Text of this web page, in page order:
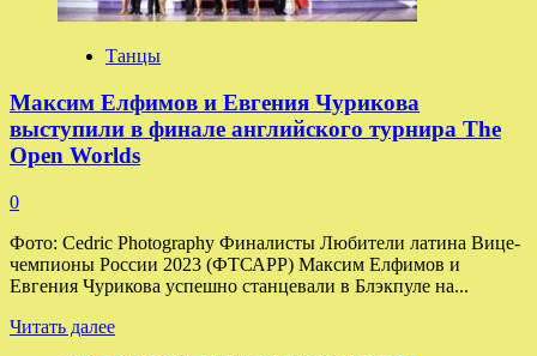
Танцы
Максим Елфимов и Евгения Чурикова
выступили в финале английского турнира The
Open Worlds
0
Фото: Cedric Photography Финалисты Любители латина Вице-
чемпионы России 2023 (ФТСАРР) Максим Елфимов и
Евгения Чурикова успешно станцевали в Блэкпуле на...
Читать далееПрочитать